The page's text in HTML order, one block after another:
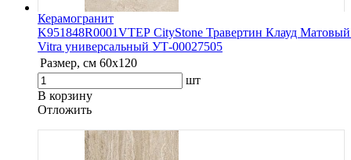
Керамогранит
K951848R0001VTEP CityStone Травертин Клауд
Vitra универсальный УТ-00027505
Размер, см 60х120
шт
В корзину
Oтложить